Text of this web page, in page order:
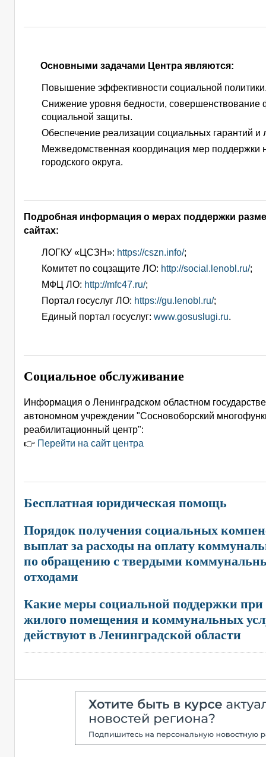
Основными задачами Центра являются:
Повышение эффективности социальной
Снижение уровня бедности, совершенствование
социальной защиты.
Обеспечение реализации социальных гарантий и
Межведомственная координация мер поддержки
городского округа.
Подробная информация о мерах поддержки
сайтах:
ЛОГКУ «ЦСЗН»: https://cszn.info/;
Комитет по соцзащите ЛО: http://social.lenobl.ru/;
МФЦ ЛО: http://mfc47.ru/;
Портал госуслуг ЛО: https://gu.lenobl.ru/;
Единый портал госуслуг: www.gosuslugi.ru.
Социальное обслуживание
Информация о Ленинградском областном
автономном учреждении "Сосновоборский
реабилитационный центр":
👉 Перейти на сайт центра
Бесплатная юридическая помощь
Порядок получения социальных
выплат за расходы на оплату
по обращению с твердыми
отходами
Какие меры социальной поддержки при
жилого помещения и коммунальных
действуют в Ленинградской области